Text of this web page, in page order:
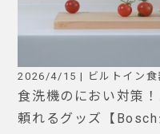
2026/4/15 | ビルトイン食
食洗機のにおい対策
頼れるグッズ【Bosch